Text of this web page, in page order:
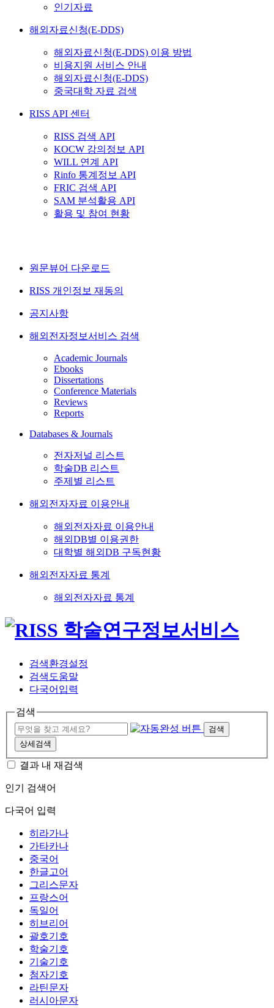
인기자료
해외자료신청(E-DDS)
해외자료신청(E-DDS) 이용 방법
비용지원 서비스 안내
해외자료신청(E-DDS)
중국대학 자료 검색
RISS API 센터
RISS 검색 API
KOCW 강의정보 API
WILL 연계 API
Rinfo 통계정보 API
FRIC 검색 API
SAM 분석활용 API
활용 및 참여 현황
원문뷰어 다운로드
RISS 개인정보 재동의
공지사항
해외전자정보서비스 검색
Academic Journals
Ebooks
Dissertations
Conference Materials
Reviews
Reports
Databases & Journals
전자저널 리스트
학술DB 리스트
주제별 리스트
해외전자자료 이용안내
해외전자자료 이용안내
해외DB별 이용권한
대학별 해외DB 구독현황
해외전자자료 통계
해외전자자료 통계
검색환경설정
검색도움말
다국어입력
검색
검색
상세검색
결과 내 재검색
인기 검색어
다국어 입력
히라가나
가타카나
중국어
한글고어
그리스문자
프랑스어
독일어
히브리어
괄호기호
학술기호
기술기호
첨자기호
라틴문자
러시아문자